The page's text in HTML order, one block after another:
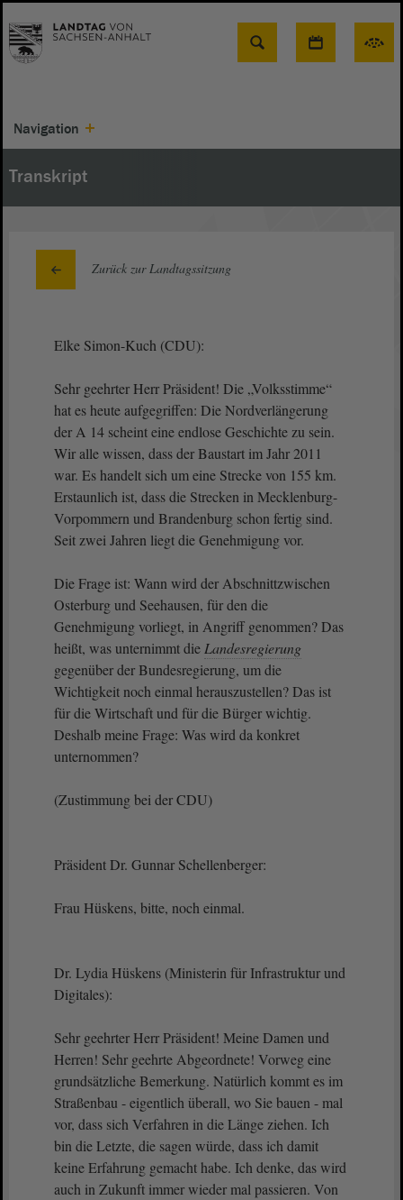
Suche
Navigation
Transkript
Zurück zur Landtagssitzung
Elke Simon-Kuch (CDU):
Sehr geehrter Herr Präsident! Die „Volksstimme“
hat es heute aufgegriffen: Die Nordverlängerung
der A 14 scheint eine endlose Geschichte zu sein.
Wir alle wissen, dass der Baustart im Jahr 2011
war. Es handelt sich um eine Strecke von 155 km.
Erstaunlich ist, dass die Strecken in Mecklenburg-
Vorpommern und Brandenburg schon fertig sind.
Seit zwei Jahren liegt die Genehmigung vor.
Die Frage ist: Wann wird der Abschnittzwischen
Osterburg und Seehausen, für den die
Genehmigung vorliegt, in Angriff genommen? Das
heißt, was unternimmt die Landesregierung
gegenüber der Bundesregierung, um die
Wichtigkeit noch einmal herauszustellen? Das ist
für die Wirtschaft und für die Bürger wichtig.
Deshalb meine Frage: Was wird da konkret
unternommen?
(Zustimmung bei der CDU)
Präsident Dr. Gunnar Schellenberger:
Frau Hüskens, bitte, noch einmal.
Dr. Lydia Hüskens (Ministerin für Infrastruktur und
Digitales):
Sehr geehrter Herr Präsident! Meine Damen und
Herren! Sehr geehrte Abgeordnete! Vorweg eine
grundsätzliche Bemerkung. Natürlich kommt es im
Straßenbau - eigentlich überall, wo Sie bauen - mal
vor, dass sich Verfahren in die Länge ziehen. Ich
bin die Letzte, die sagen würde, dass ich damit
keine Erfahrung gemacht habe. Ich denke, das wird
auch in Zukunft immer wieder mal passieren. Von